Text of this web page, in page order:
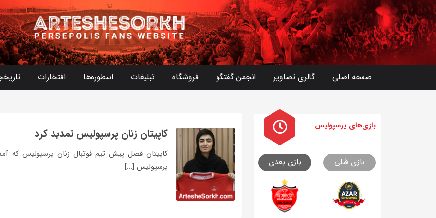
صفحه اصلی گالری تصاویر انجمن گفتگو فروشگاه تبلیغات اسطوره‌ها افتخارات
کاپیتان زنان پرسپولیس تمدید کرد
کاپیتان فصل پیش تیم فوتبال زنان پرسپولیس که
پرسپولیس [...]
بازی های پرسپولیس
بازی قبلی بازی بعدی